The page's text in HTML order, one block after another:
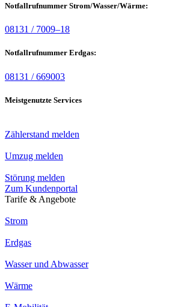
Notfallrufnummer Strom/Wasser/Wärme:
08131 / 7009–18
Notfallrufnummer Erdgas:
08131 / 669003
Meistgenutzte Services
Zählerstand melden
Umzug melden
Störung melden
Zum Kundenportal
Tarife & Angebote
Strom
Erdgas
Wasser und Abwasser
Wärme